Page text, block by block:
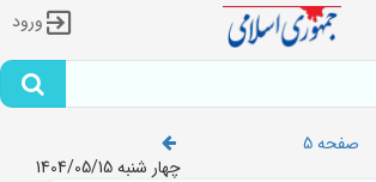
ورود
صفحه 5
چهار شنبه 1404/05/15